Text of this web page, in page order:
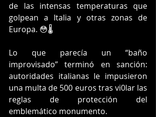
de las intensas temperaturas que
golpean a Italia y otras zonas de
Europa. 😳🌡️
Lo que parecía un “baño
improvisado” terminó en sanción:
autoridades italianas le impusieron
una multa de 500 euros tras vi0lar las
reglas de protección del
emblemático monumento.